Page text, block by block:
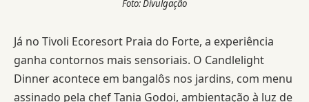
Foto: Divulgação
Já no Tivoli Ecoresort Praia do Forte, a experiência
ganha contornos mais sensoriais. O Candlelight
Dinner acontece em bangalôs nos jardins, com menu
assinado pela chef Tania Godoi, ambientação à luz de